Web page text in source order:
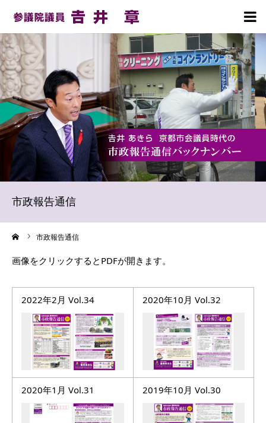
市政報告通信
市政報告通信
画像をクリックするとPDFが開きます。
2022年2月 Vol.34 2020年10月 Vol.32
2020年1月 Vol.31 2019年10月 Vol.30
HOME
プロフィール
理念・政策
活動報告
お問い合わせ